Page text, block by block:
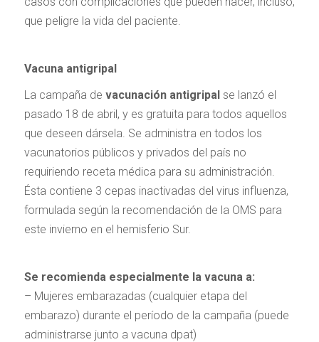
que peligre la vida del paciente.
Vacuna antigripal
La campaña de vacunación antigripalse lanzó el
pasado 18 de abril, y es gratuita para todos aquellos
que deseen dársela. Se administra en todos los
vacunatorios públicos y privados del país no
requiriendo receta médica para su administración.
Ésta contiene 3 cepas inactivadas del virus influenza,
formulada según la recomendación de la OMS para
este invierno en el hemisferio Sur.
Se recomienda especialmente la vacuna a:
– Mujeres embarazadas (cualquier etapa del
embarazo) durante el período de la campaña (puede
administrarse junto a vacuna dpat)